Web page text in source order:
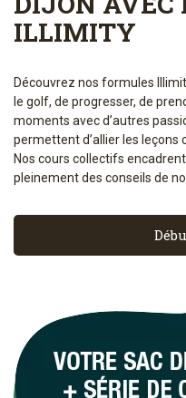
ILLIMITY
Découvrez nos formules
le golf, de progresser, de
moments avec d’autres
permettent d’allier les leçons
Nos cours collectifs
pleinement des conseils de